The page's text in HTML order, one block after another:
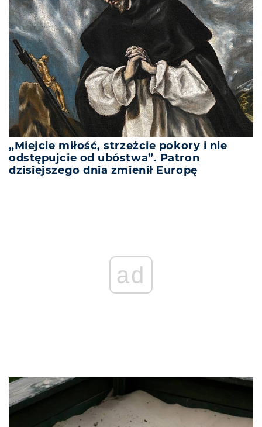
„Miejcie miłość, strzeżcie pokory i nie
odstępujcie od ubóstwa”. Patron
dzisiejszego dnia zmienił Europę